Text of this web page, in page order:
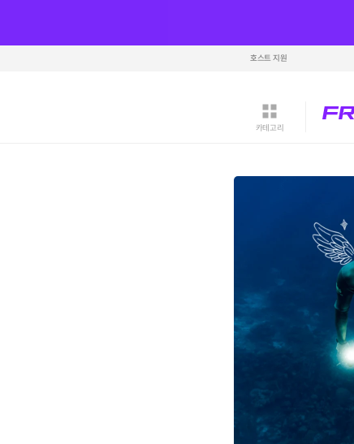
호스트 지원
카테고리